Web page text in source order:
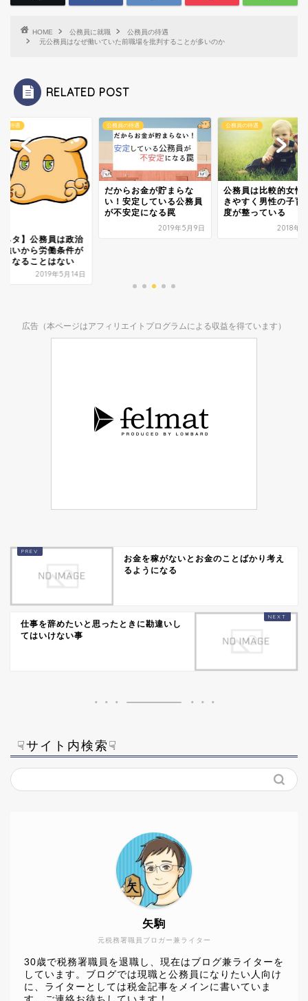
HOME 公務員に就職
公務員の待遇
元公務員はなぜ働いていた前職場を批判することが多いのか
RELATED POST
の待遇
ネタ】公務員は政治
強いから労働条件が
くなることはない
2019年5月14日
公務員の待遇
だからお金が貯まらな
い！安定している公務員
が不安定になる罠
2019年5月9日
公務員の待遇
公務員は比較的女性
きやすく男性の子育
度が整っている
2018年8
広告（本ページはアフィリエイトプログラムによる収益を得ています）
お金を稼がないとお金のことばかり考え
るようになる
仕事を辞めたいと思ったときに勘違いし
てはいけない事
☟サイト内検索☟
元税務署職員ブロガー兼ライター
矢駒
30歳で税務署職員を退職し、現在はブログ兼ライターを
しています。ブログでは現職と公務員になりたい人向け
に、ライターとしては税金記事をメインに書いていま